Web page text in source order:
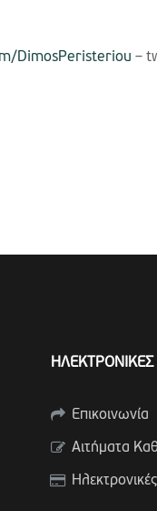
DimosPeristeriou –
ΗΛΕΚΤΡΟΝΙΚΕΣ
Επικοινωνία
Αιτήματα